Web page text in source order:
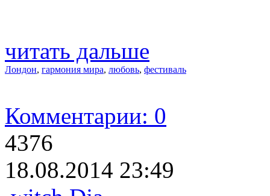
читать дальше
Лондон, гармония мира, любовь, фестиваль
Комментарии: 0
4376
18.08.2014 23:49